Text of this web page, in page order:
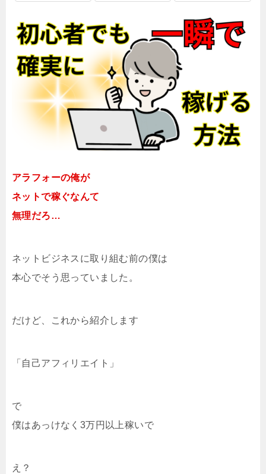
アラフォーの俺が
ネットで稼ぐなんて
無理だろ…
ネットビジネスに取り組む前の僕は
本心でそう思っていました。
だけど、これから紹介します
「自己アフィリエイト」
で
僕はあっけなく3万円以上稼いで
え？